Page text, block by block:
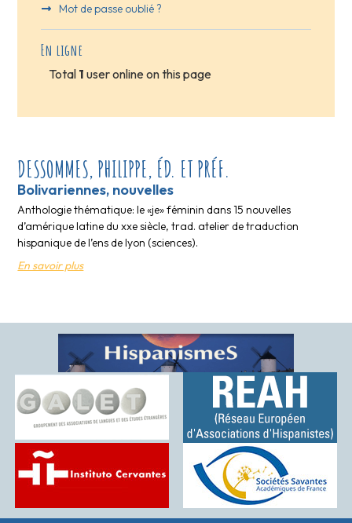
Mot de passe oublié ?
En ligne
Total 1 user online on this page
DESSOMMES, PHILIPPE, ÉD. ET PRÉF.
Bolivariennes, nouvelles
Anthologie thématique: le «je» féminin dans 15 nouvelles
d’amérique latine du xxe siècle, trad. atelier de traduction
hispanique de l’ens de lyon (sciences).
En savoir plus